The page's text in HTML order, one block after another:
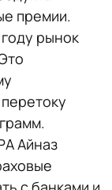
премии.
рынок
Айназ